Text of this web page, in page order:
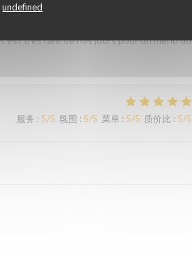
undefined
de l'entrée au dessert. Déjeuner
très rare de nos jours pour un menu du
服务 : 5/5 氛围 : 5/5 菜单 : 5/5 质价比 : 5/5